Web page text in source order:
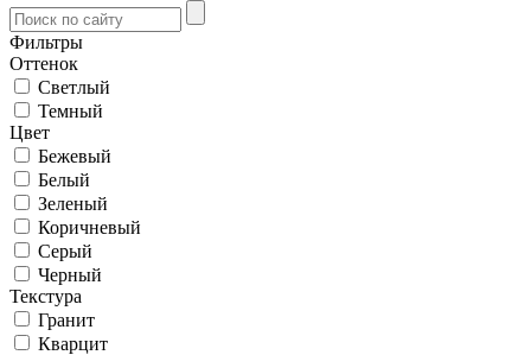
Фильтры
Оттенок
Светлый
Темный
Цвет
Бежевый
Белый
Зеленый
Коричневый
Серый
Черный
Текстура
Гранит
Кварцит